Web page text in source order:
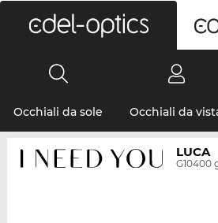
Occhiali da sole Occhiali da
LUCA
G10400